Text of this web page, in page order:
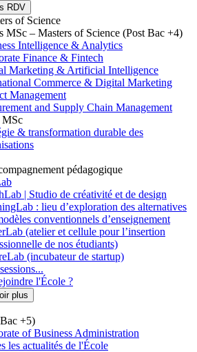
RDV
of Science
MSc – Masters of Science (Post Bac +4)
Intelligence & Analytics
Finance & Fintech
Marketing & Artificial Intelligence
Commerce & Digital Marketing
Management
and Supply Chain Management
MSc
& transformation durable des
pédagogique
| Studio de créativité et de design
: lieu d’exploration des alternatives
conventionnels d’enseignement
(atelier et cellule pour l’insertion
de nos étudiants)
(incubateur de startup)
l'École ?
plus
+5)
of Business Administration
les actualités de l'École